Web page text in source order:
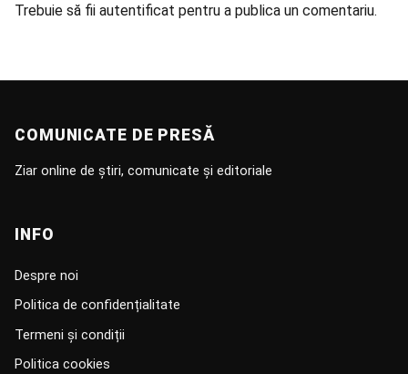
Trebuie să fii autentificat pentru a publica un comentariu.
COMUNICATE DE PRESĂ
Ziar online de știri, comunicate și editoriale
INFO
Despre noi
Politica de confidențialitate
Termeni și condiții
Politica cookies